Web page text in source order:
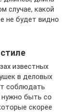
случае, какой
не будет видно
известных
в деловых
соблюдать
быть со
скорее